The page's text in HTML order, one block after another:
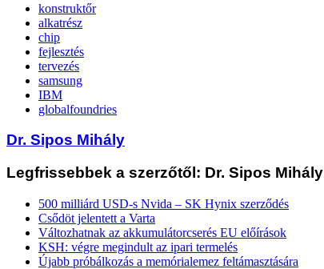
konstruktőr
alkatrész
chip
fejlesztés
tervezés
samsung
IBM
globalfoundries
Dr. Sipos Mihály
Legfrissebbek a szerzőtől: Dr. Sipos Mihály
500 milliárd USD-s Nvida – SK Hynix szerződés
Csődöt jelentett a Varta
Változhatnak az akkumulátorcserés EU előírások
KSH: végre megindult az ipari termelés
Újabb próbálkozás a memórialemez feltámasztására